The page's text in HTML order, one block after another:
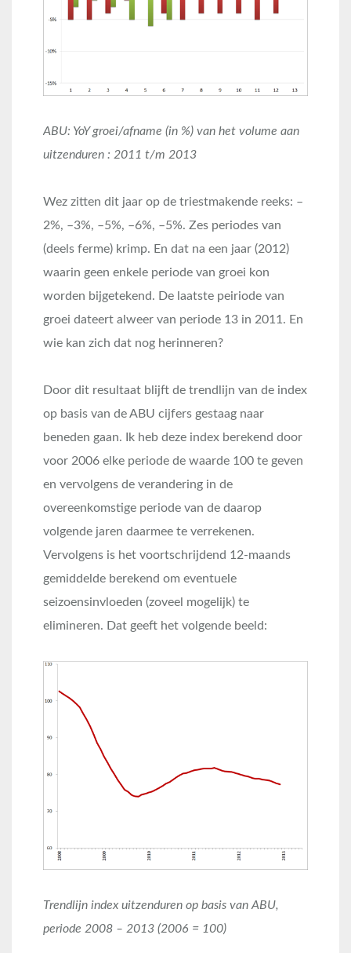
ABU: YoY groei/afname (in %) van het volume aan
uitzenduren : 2011 t/m 2013
Wez zitten dit jaar op de triestmakende reeks: –
2%, –3%, –5%, –6%, –5%. Zes periodes van
(deels ferme) krimp. En dat na een jaar (2012)
waarin geen enkele periode van groei kon
worden bijgetekend. De laatste peiriode van
groei dateert alweer van periode 13 in 2011. En
wie kan zich dat nog herinneren?
Door dit resultaat blijft de trendlijn van de index
op basis van de ABU cijfers gestaag naar
beneden gaan. Ik heb deze index berekend door
voor 2006 elke periode de waarde 100 te geven
en vervolgens de verandering in de
overeenkomstige periode van de daarop
volgende jaren daarmee te verrekenen.
Vervolgens is het voortschrijdend 12-maands
gemiddelde berekend om eventuele
seizoensinvloeden (zoveel mogelijk) te
elimineren. Dat geeft het volgende beeld:
Trendlijn index uitzenduren op basis van ABU,
periode 2008 – 2013 (2006 = 100)